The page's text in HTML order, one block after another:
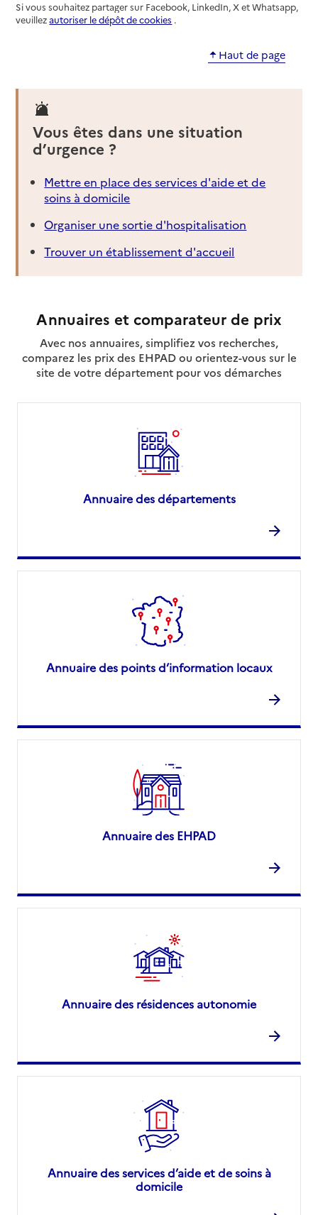
Si vous souhaitez partager sur Facebook, LinkedIn, X et Whatsapp,
veuillezautoriser le dépôt de cookies .
Haut de page
Vous êtes dans une situation
d’urgence ?
Mettre en place des services d'aide et de
soins à domicile
Organiser une sortie d'hospitalisation
Trouver un établissement d'accueil
Annuaires et comparateur de prix
Avec nos annuaires, simplifiez vos recherches,
comparez les prix des EHPAD ou orientez-vous sur le
site de votre département pour vos démarches
Annuaire des départements
Annuaire des points d’information locaux
Annuaire des EHPAD
Annuaire des résidences autonomie
Annuaire des services d’aide et de soins à
domicile